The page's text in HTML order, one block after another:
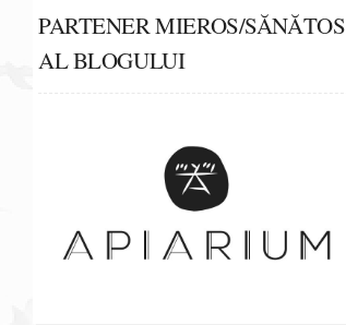
PARTENER MIEROS/SĂNĂTOS
AL BLOGULUI